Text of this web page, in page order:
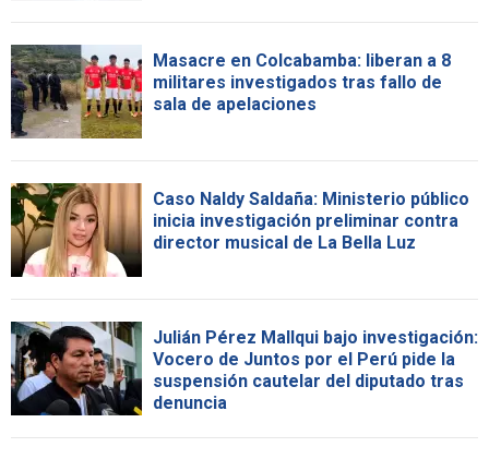
Masacre en Colcabamba: liberan a 8
militares investigados tras fallo de
sala de apelaciones
Caso Naldy Saldaña: Ministerio público
inicia investigación preliminar contra
director musical de La Bella Luz
Julián Pérez Mallqui bajo investigación:
Vocero de Juntos por el Perú pide la
suspensión cautelar del diputado tras
denuncia